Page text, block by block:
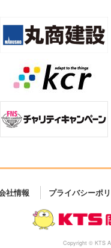
社情報 プライバシーポ
Copyright © KTS